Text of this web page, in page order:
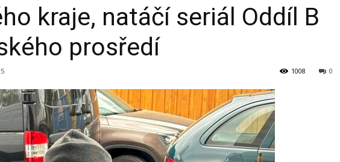
kraje, natáčí seriál Oddíl B
prosředí
0
1008